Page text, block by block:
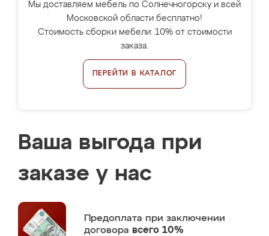
Мы доставляем мебель по Солнечногорску и всей
Московской области бесплатно!
Стоимость сборки мебели: 10% от стоимости
заказа.
ПЕРЕЙТИ В КАТАЛОГ
Ваша выгода при
заказе у нас
Предоплата при заключении
договора всего 10%